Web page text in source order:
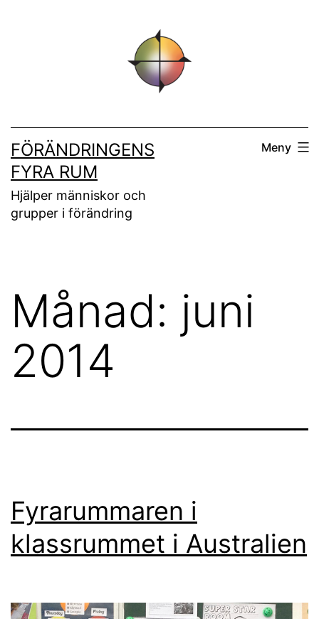
FÖRÄNDRINGENS
FYRA RUM
Hjälper människor och
grupper i förändring
Meny
Månad: juni
2014
Fyrarummaren i
klassrummet i Australien